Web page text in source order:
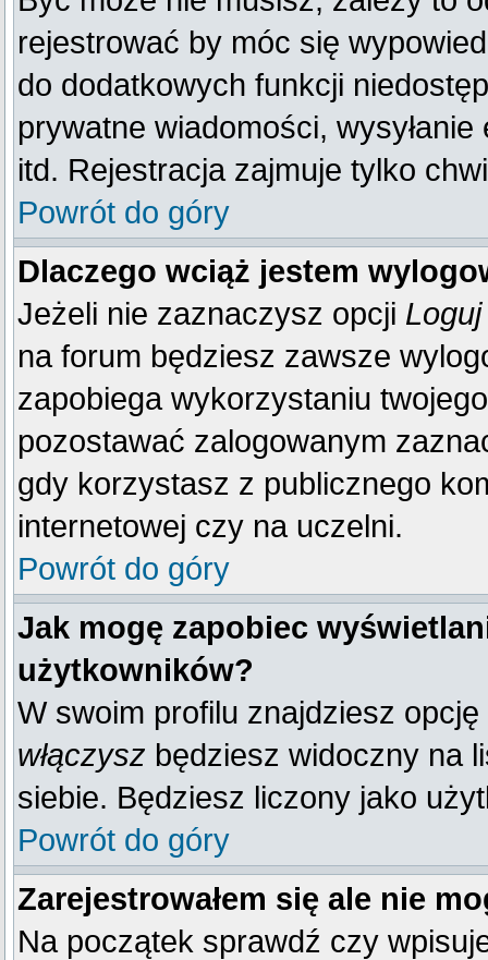
rejestrować by móc się
do dodatkowych funkcji
prywatne wiadomości,
itd. Rejestracja zajmuje tylko
Powrót do góry
Dlaczego wciąż jestem
Jeżeli nie zaznaczysz opcji
na forum będziesz zawsze
zapobiega wykorzystaniu
pozostawać zalogowanym
gdy korzystasz z publicznego
internetowej czy na uczelni.
Powrót do góry
Jak mogę zapobiec
użytkowników?
W swoim profilu znajdziesz opcję
włączysz będziesz widoczny na
siebie. Będziesz liczony jako
Powrót do góry
Zarejestrowałem się ale nie
Na początek sprawdź czy